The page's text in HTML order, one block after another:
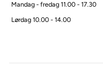
Mandag - fredag 11.00 - 17.30
Lørdag 10.00 - 14.00